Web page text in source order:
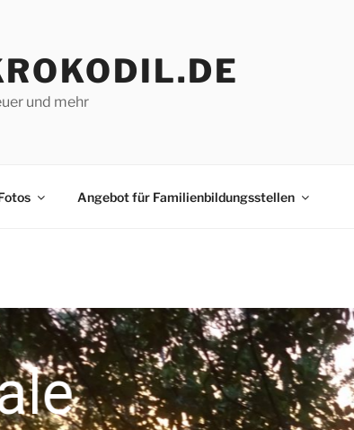
und mehr
Angebot für Familienbildungsstellen